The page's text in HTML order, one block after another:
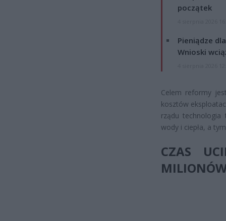
początek
Pieniądze
Wnioski
Celem reformy
kosztów
rządu
wody i ciepła, a
CZAS